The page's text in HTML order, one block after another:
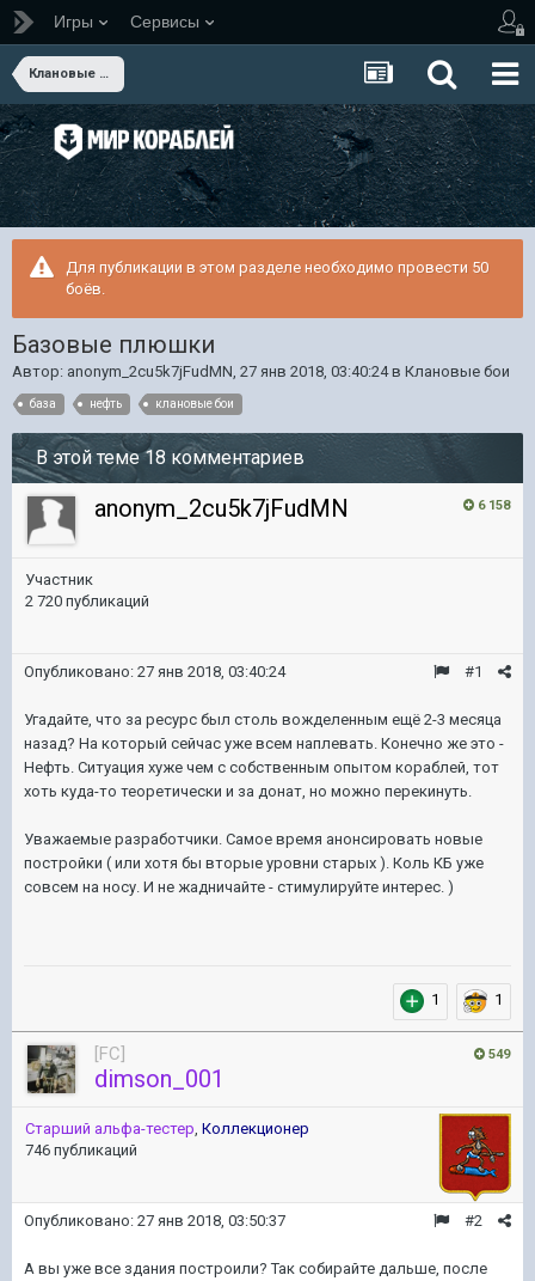
Игры Сервисы
Клановые бои
Для публикации в этом разделе необходимо провести 50
боёв.
Базовые плюшки
Автор: anonym_2cu5k7jFudMN, 27 янв 2018, 03:40:24в Клановые бои
база нефть клановые бои
В этой теме 18 комментариев
6 158
anonym_2cu5k7jFudMN
Участник
2 720 публикаций
#1
Опубликовано: 27 янв 2018, 03:40:24
Угадайте, что за ресурс был столь вожделенным ещё 2-3 месяца
назад? На который сейчас уже всем наплевать. Конечно же это -
Нефть. Ситуация хуже чем с собственным опытом кораблей, тот
хоть куда-то теоретически и за донат, но можно перекинуть.
Уважаемые разработчики. Самое время анонсировать новые
постройки ( или хотя бы вторые уровни старых ). Коль КБ уже
совсем на носу. И не жадничайте - стимулируйте интерес. )
1 1
549
[FC]
dimson_001
Старший альфа-тестер Коллекционер
746 публикаций
#2
Опубликовано: 27 янв 2018, 03:50:37
А вы уже все здания построили? Так собирайте дальше, после